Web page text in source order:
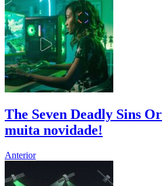
The Seven Deadly Sins
muita novidade!
Anterior